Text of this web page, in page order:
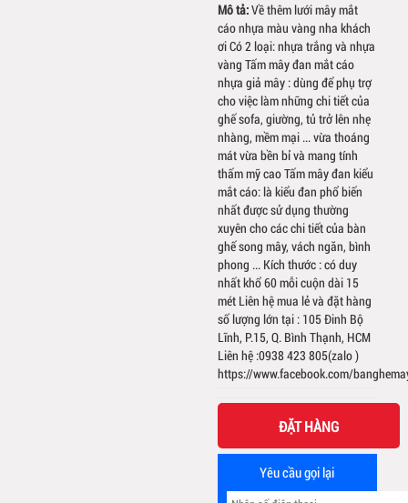
Mô tả:Về thêm lưới mây mắt
cáo nhựa màu vàng nha khách
ơi Có 2 loại: nhựa trắng và nhựa
vàng Tấm mây đan mắt cáo
nhựa giả mây : dùng để phụ trợ
cho việc làm những chi tiết của
ghế sofa, giường, tủ trở lên nhẹ
nhàng, mềm mại ... vừa thoáng
mát vừa bền bỉ và mang tính
thấm mỹ cao Tấm mây đan kiểu
mắt cáo: là kiểu đan phổ biến
nhất được sử dụng thường
xuyên cho các chi tiết của bàn
ghế song mây, vách ngăn, bình
phong ... Kích thước : có duy
nhất khổ 60 mỗi cuộn dài 15
mét Liên hệ mua lẻ và đặt hàng
số lượng lớn tại : 105 Đinh Bộ
Lĩnh, P.15, Q. Bình Thạnh, HCM
Liên hệ :0938 423 805(zalo )
https://www.facebook.com/
ĐẶT HÀNG
Yêu cầu gọi lại